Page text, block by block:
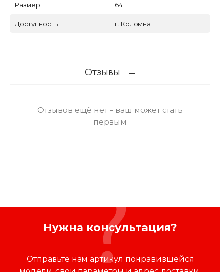
Размер 64
Доступность г. Коломна
Отзывы
Отзывов ещё нет – ваш может стать
первым
Нужна консультация?
Отправьте нам артикул понравившейся